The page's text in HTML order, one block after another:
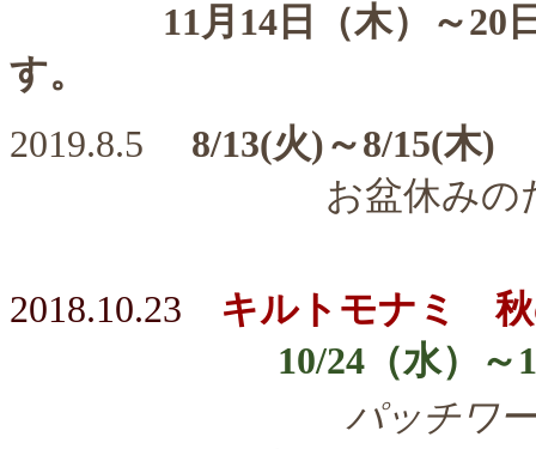
11月14日（木）～20
す。
2019.8.5 8/13(火)～8/15(木)
お盆休みのため
2018.10.23 キルトモナミ 秋
10/24（水）～10/
パッチワ